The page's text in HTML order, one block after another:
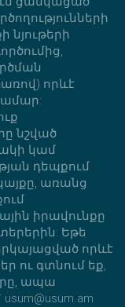
նյութերի
որևէ
նշված
կամ
դեպքում
առանց
իրավունքը
Եթե
որևէ
ու գտնում եք,
ապա